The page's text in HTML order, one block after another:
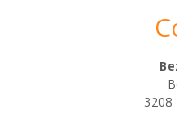
3208